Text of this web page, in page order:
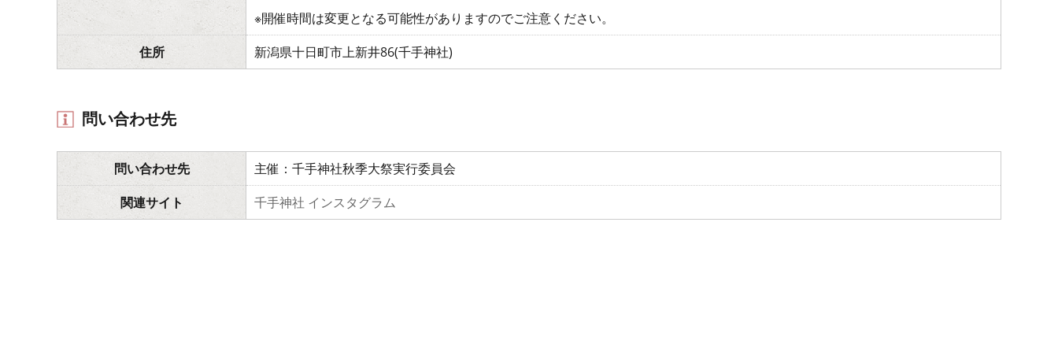
※開催時間は変更となる可能性がありますのでご注意ください。
住所
新潟県十日町市上新井86(千手神社)
問い合わせ先
問い合わせ先
主催：千手神社秋季大祭実行委員会
関連サイト
千手神社 インスタグラム